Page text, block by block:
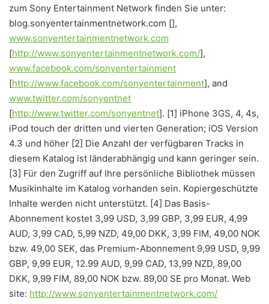
zum Sony Entertainment Network finden Sie unter:
blog.sonyentertainmentnetwork.com [],
www.sonyentertainmentnetwork.com
[http://www.sonyentertainmentnetwork.com/],
www.facebook.com/sonyentertainment
[http://www.facebook.com/sonyentertainment], and
www.twitter.com/sonyentnet
[http://www.twitter.com/sonyentnet]. [1] iPhone 3GS, 4, 4s,
iPod touch der dritten und vierten Generation; iOS Version
4.3 und höher [2] Die Anzahl der verfügbaren Tracks in
diesem Katalog ist länderabhängig und kann geringer sein.
[3] Für den Zugriff auf Ihre persönliche Bibliothek müssen
Musikinhalte im Katalog vorhanden sein. Kopiergeschützte
Inhalte werden nicht unterstützt. [4] Das Basis-
Abonnement kostet 3,99 USD, 3,99 GBP, 3,99 EUR, 4,99
AUD, 3,99 CAD, 5,99 NZD, 49,00 DKK, 3,99 FIM, 49,00 NOK
bzw. 49,00 SEK, das Premium-Abonnement 9,99 USD, 9,99
GBP, 9,99 EUR, 12.99 AUD, 9,99 CAD, 13,99 NZD, 89,00
DKK, 9,99 FIM, 89,00 NOK bzw. 89,00 SE pro Monat. Web
site: http://www.sonyentertainmentnetwork.com/